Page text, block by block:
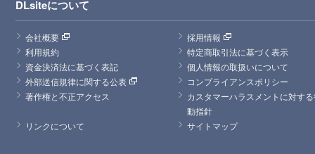
DLsiteについて
会社概要
採用情報
利用規約
特定商取引法に基づく表示
資金決済法に基づく表記
個人情報の取扱いについて
外部送信規律に関する公表
コンプライアンスポリシー
著作権と不正アクセス
カスタマーハラスメントに対す
動指針
リンクについて
サイトマップ